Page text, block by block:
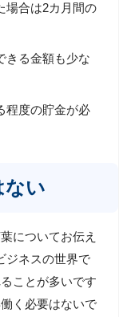
場合は2カ月間の
きる金額も少な
程度の貯金が必
ない
についてお伝え
ジネスの世界で
ことが多いです
く必要はないで